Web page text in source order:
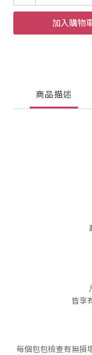
加入購物
商品描述
皆享
每個包包檢查有無損